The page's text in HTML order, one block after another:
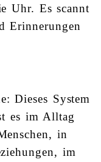
Uhr. Es scannt
Erinnerungen
Dieses System
es im Alltag
in
im